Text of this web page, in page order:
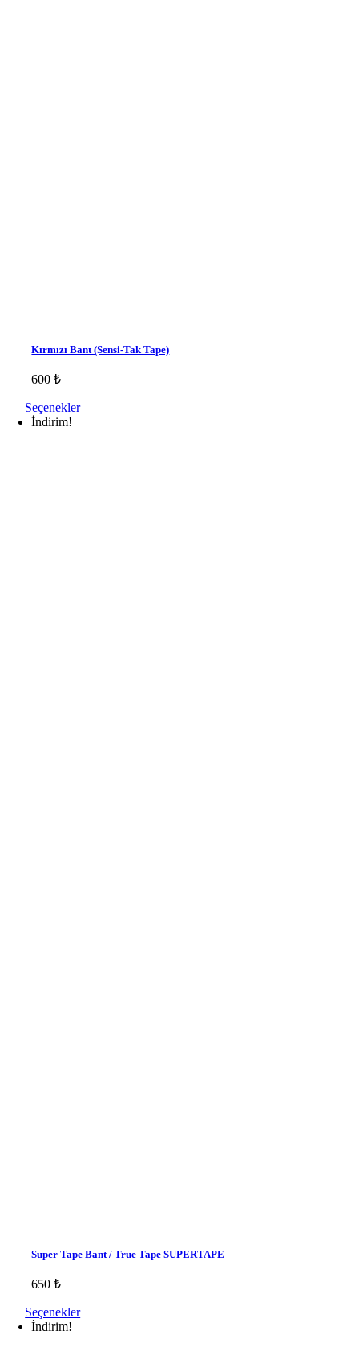
Kırmızı Bant (Sensi-Tak Tape)
600₺
Seçenekler
İndirim!
Super Tape Bant / True Tape SUPERTAPE
650₺
Seçenekler
İndirim!